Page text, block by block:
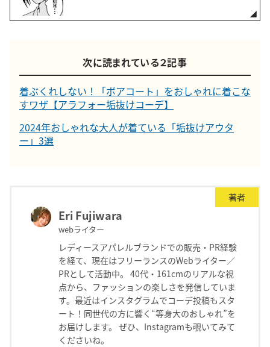
次に読まれている２記事
着ぶくれしない！「ボアコート」をおしゃれに着こな
すワザ【アラフォー垢抜けコーデ】
2024年おしゃれな大人が着ている「垢抜けアウタ
ー」3選
著者
Eri Fujiwara
webライター
レディースアパレルブランドでの販売・PR経験
を経て、現在はフリーランスのWebライター／
PRとして活動中。 40代・161cmのリアルな視
点から、ファッションの楽しさを発信していま
す。最近はインスタグラムでコーデ投稿もスタ
ート！同世代の方に響く“等身大のおしゃれ”を
お届けします。 ぜひ、Instagramも覗いてみて
くださいね。